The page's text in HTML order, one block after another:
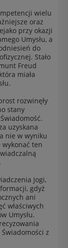
wielu
oraz
przy okazji
Umysłu, a
do
Stało
Freud
miała
rozwinęły
stany
uzyskana
nie w wyniku
ten
Jogi,
gdyż
ani
właściwych
Umysłu.
z